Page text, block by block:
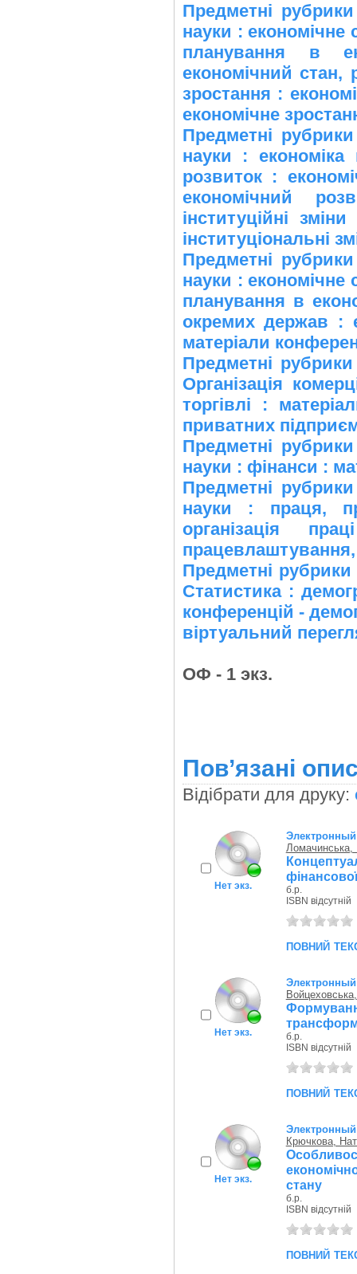
Предметні
науки : економічне
планування в
економічний стан,
зростання :
економічне
Предметні
науки : економіка
розвиток :
економічний
інституційні
інституціональні
Предметні
науки : економічне
планування в
окремих держав :
матеріали
Предметні
Організація
торгівлі :
приватних
Предметні
науки : фінанси :
Предметні
науки : праця,
організація
працевлаштування,
Предметні
Статистика :
конференцій -
віртуальний
ОФ - 1 экз.
Пов’язані
Відібрати для друку:
Нет экз.
Электронный
Ломачинська,
б.р.
ISBN відсутній
повний
Нет экз.
Электронный
б.р.
ISBN відсутній
повний
Нет экз.
Электронный
Крючкова,
стану
б.р.
ISBN відсутній
повний